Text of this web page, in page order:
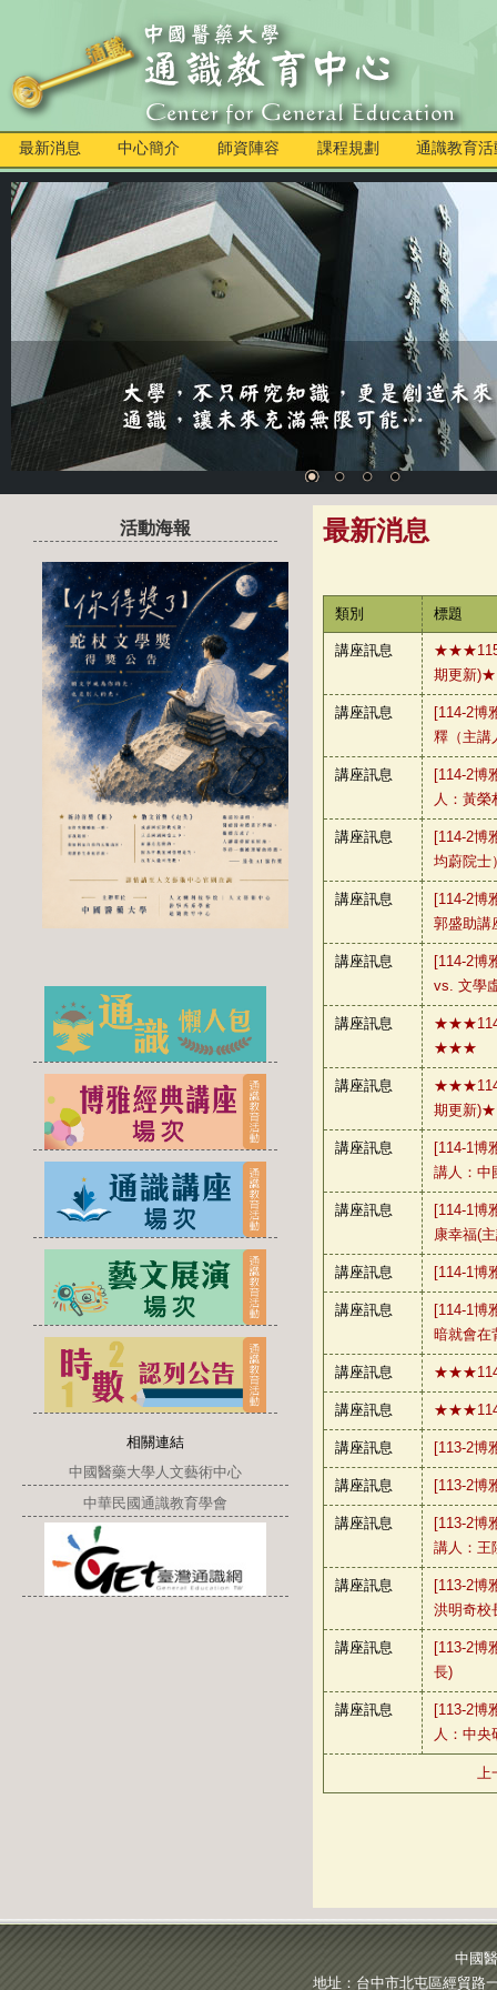
最新消息 中心簡介 師資陣容 課程規劃 通識教育活
活動海報
相關連結
中國醫藥大學人文藝術中心
中華民國通識教育學會
最新消息
類別 標題
講座訊息
★★★115-
期更新
講座訊息
[114-2博
釋（主講
講座訊息
[114-2博
人：黃榮
講座訊息
[114-2博
均蔚院士
講座訊息
[114-2博
郭盛助講
講座訊息
[114-2博
vs. 文學
講座訊息
★★★114-
★★★
講座訊息
★★★114-
期更新
講座訊息
[114-1博
講人：中
講座訊息
[114-1博
康幸福(
講座訊息 [114-1博
講座訊息
[114-1博
暗就會在
講座訊息
講座訊息 ★★★114-
講座訊息 [113-2博
講座訊息 [113-2博
講座訊息
[113-2博
講人：王
講座訊息
[113-2博
洪明奇校
講座訊息
[113-2博
長)
講座訊息
[113-2博
人：中央
上
中國
地址：台中市北屯區經貿路